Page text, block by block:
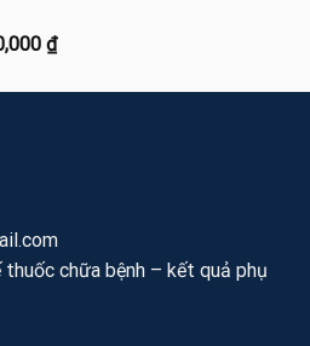
₫Giá
tại
chữa bệnh – kết quả phụ